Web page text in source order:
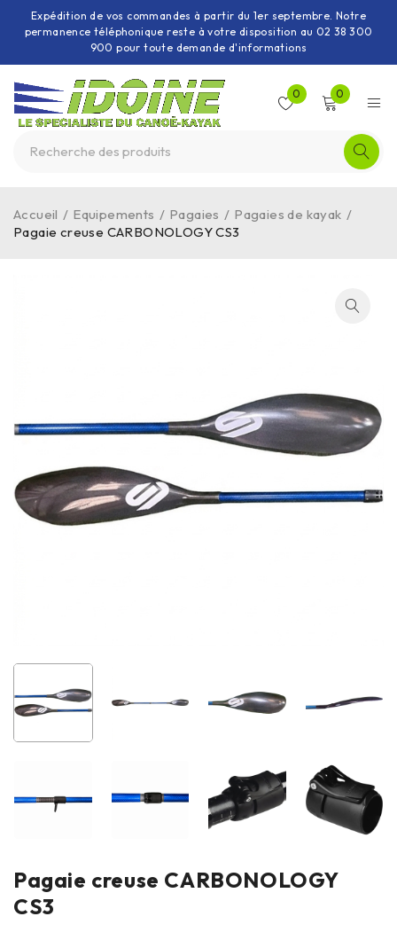
Expédition de vos commandes à partir du 1er septembre. Notre
permanence téléphonique reste à votre disposition au 02 38 300
900 pour toute demande d'informations
0 0
Accueil / Equipements / Pagaies / Pagaies de kayak /
Pagaie creuse CARBONOLOGY CS3
Pagaie creuse CARBONOLOGY
CS3